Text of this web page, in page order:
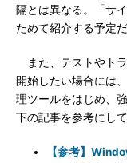
隔とは異なる。「サ
ためて紹介する予定だ
また、テストやト
開始したい場合には
理ツールをはじめ、
下の記事を参考にして
【参考】